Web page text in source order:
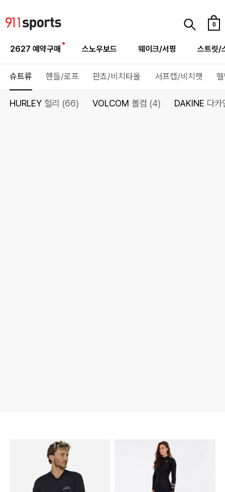
0
2627 예약구매 스노우보드 웨이크/서핑 스트릿/
슈트류 핸들/로프 판쵸/비치타올 서프캡/비치햇
HURLEY헐리 (66) VOLCOM 볼컴 (4) DAKINE 다